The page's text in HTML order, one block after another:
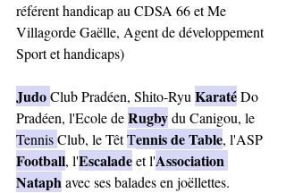
référent handicap au CDSA 66 et Me
Villagorde Gaëlle, Agent de développement
Sport et handicaps)
Judo Club Pradéen, Shito-Ryu KaratéDo
Pradéen, l'Ecole de Rugby du Canigou, le
Tennis Club, le Têt Tennis de Table, l'ASP
Football, l'Escalade et l'Association
Nataph avec ses balades en joëllettes.